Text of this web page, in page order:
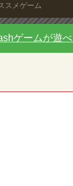
スメゲーム
ゲームが遊